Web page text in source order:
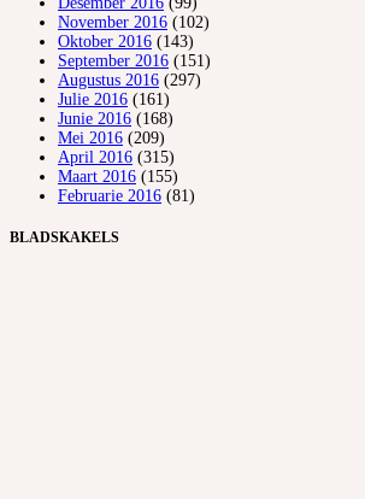
November 2016 (102)
Oktober 2016 (143)
September 2016 (151)
Augustus 2016 (297)
Julie 2016 (161)
Junie 2016 (168)
Mei 2016 (209)
April 2016 (315)
Maart 2016 (155)
Februarie 2016 (81)
BLADSKAKELS